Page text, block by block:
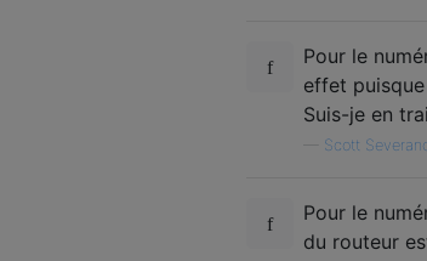
Pour le
effet
Suis-je en
Scott
Pour le
du routeur